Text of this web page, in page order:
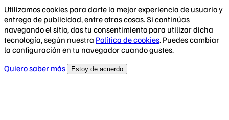
Utilizamos cookies para darte la mejor experiencia de usuario y
entrega de publicidad, entre otras cosas. Si continúas
navegando el sitio, das tu consentimiento para utilizar dicha
tecnología, según nuestra Política de cookies. Puedes cambiar
la configuración en tu navegador cuando gustes.
Quiero saber más
Estoy de acuerdo